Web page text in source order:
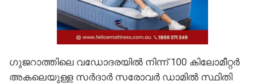
ഗുജറാത്തിലെ വഡോദരയില്‍ നിന്ന് 100 കിലോമീറ്റര്‍
അകലെയുള്ള സര്‍ദാര്‍ സരോവര്‍ ഡാമില്‍ സ്ഥിതി